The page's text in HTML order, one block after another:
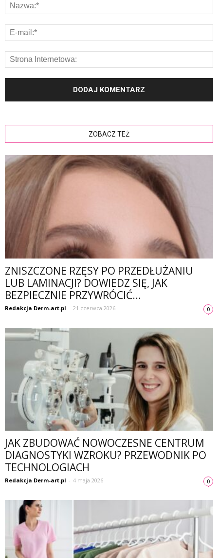
ZOBACZ TEŻ
ZNISZCZONE RZĘSY PO PRZEDŁUŻANIU
LUB LAMINACJI? DOWIEDZ SIĘ, JAK
BEZPIECZNIE PRZYWRÓCIĆ...
Redakcja Derm-art.pl - 21 czerwca 2026 0
JAK ZBUDOWAĆ NOWOCZESNE CENTRUM
DIAGNOSTYKI WZROKU? PRZEWODNIK PO
TECHNOLOGIACH
Redakcja Derm-art.pl - 4 maja 2026 0